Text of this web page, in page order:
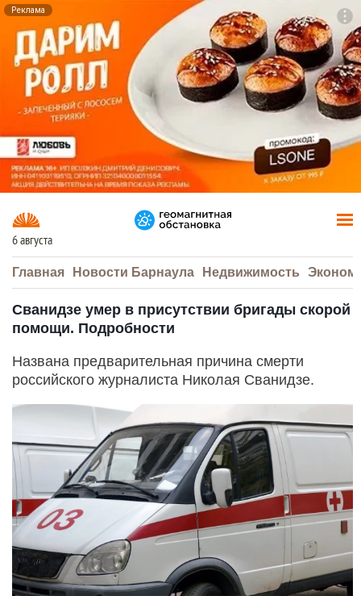
Реклама
6 августа
Главная Новости Барнаула Недвижимость
Сванидзе умер в присутствии бригады скорой
помощи. Подробности
Названа предварительная причина смерти
российского журналиста Николая Сванидзе.